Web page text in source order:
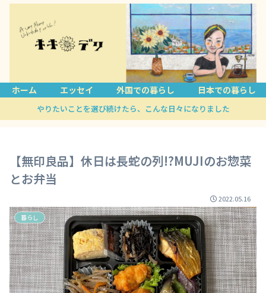
ホーム エッセイ 外国での暮らし 日本での暮らし
やりたいことを選び続けたら、こんな日々になりました
【無印良品】休日は長蛇の列!?MUJIのお惣菜
とお弁当
2022.05.16
暮らし